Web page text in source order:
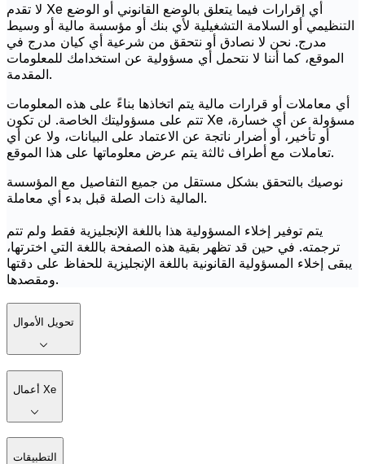
لا تقدم Xe أي إقرارات فيما يتعلق بالوضع القانوني أو الوضع
التنظيمي أو السلامة التشغيلية لأي بنك أو مؤسسة مالية أو وسيط
مدرج. نحن لا نصادق أو نتحقق من شرعية أي كيان مدرج في
الموقع، كما أننا لا نتحمل أي مسؤولية عن استخدامك للمعلومات
المقدمة.
أي معاملات أو قرارات مالية يتم اتخاذها بناءً على هذه المعلومات
تتم على مسؤوليتك الخاصة. لن تكون Xe مسؤولة عن أي خسارة،
أو تأخير، أو أضرار ناتجة عن الاعتماد على البيانات، ولا عن أي
تعاملات مع أطراف ثالثة يتم عرض معلوماتها على هذا الموقع.
نوصيك بالتحقق بشكل مستقل من جميع التفاصيل مع المؤسسة
المالية ذات الصلة قبل بدء أي معاملة.
يتم توفير إخلاء المسؤولية هذا باللغة الإنجليزية فقط ولم تتم
ترجمته. في حين قد تظهر بقية هذه الصفحة باللغة التي اخترتها،
يبقى إخلاء المسؤولية القانونية باللغة الإنجليزية للحفاظ على دقتها
ومقصدها.
تحويل الأموال
أعمال Xe
التطبيقات